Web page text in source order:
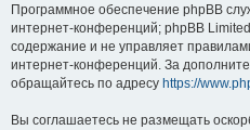
Программное обеспечение phpBB
интернет-конференций; phpBB
содержание и не управляет
интернет-конференций. За
обращайтесь по адресу https://
Вы соглашаетесь не размещать